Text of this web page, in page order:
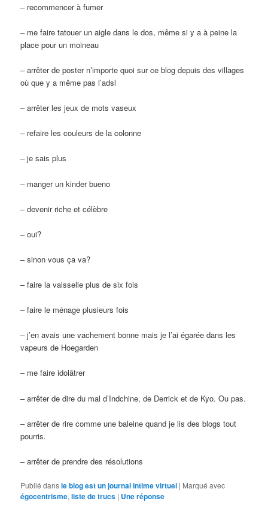
– recommencer à fumer
– me faire tatouer un aigle dans le dos, même si y a à peine la
place pour un moineau
– arrêter de poster n’importe quoi sur ce blog depuis des villages
où que y a même pas l’adsl
– arrêter les jeux de mots vaseux
– refaire les couleurs de la colonne
– je sais plus
– manger un kinder bueno
– devenir riche et célèbre
– oui?
– sinon vous ça va?
– faire la vaisselle plus de six fois
– faire le ménage plusieurs fois
– j’en avais une vachement bonne mais je l’ai égarée dans les
vapeurs de Hoegarden
– me faire idolâtrer
– arrêter de dire du mal d’Indchine, de Derrick et de Kyo. Ou pas.
– arrêter de rire comme une baleine quand je lis des blogs tout
pourris.
– arrêter de prendre des résolutions
Publié dansle blog est un journal intime virtuel | Marqué avec
égocentrisme,liste de trucs | Uneréponse